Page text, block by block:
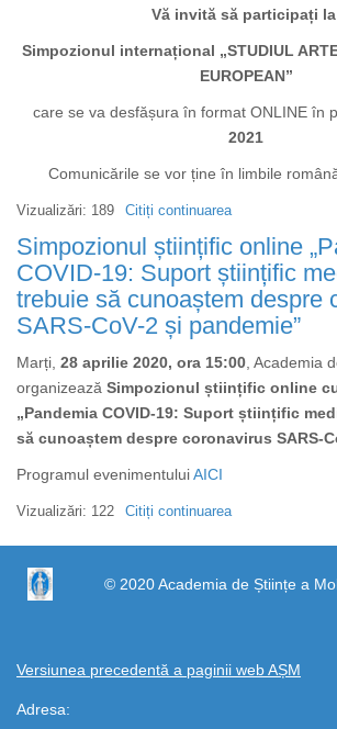
ani:
evoluții,
adevăr”
Vă invită să participați la
Simpozionul internațional „STUDIUL
EUROPEAN”
care se va desfășura în format ONLINE în
2021
Comunicările se vor ține în limbile
Citiți continuareadespre
Simpozionul
internațional
online
„STUDIUL
ARTELOR
ÎN
CONTEXT
EUROPEAN”
Vizualizări: 189
Simpozionul științific online
COVID-19: Suport științific
trebuie să cunoaștem despre
SARS-CoV-2 și pandemie”
Marți, 28 aprilie 2020, ora 15:00 , Academia
organizează Simpozionul științific online
„Pandemia COVID-19: Suport științific
să cunoaștem despre coronavirus SARS-
Programul evenimentuluiAICI
Citiți continuareadespre
online
Vizualizări: 122
© 2020 Academia de Științe a
Versiunea precedentă a paginii web AȘM
Adresa:
https://propletenie.ru/